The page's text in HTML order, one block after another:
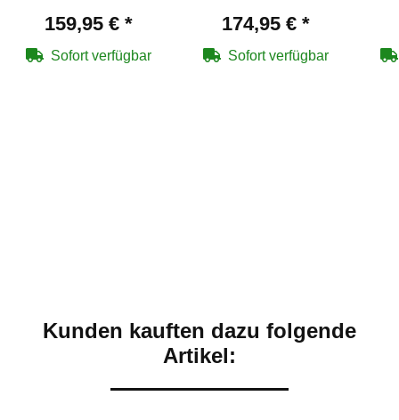
(P18)
159,95 € *
Sofort verfügbar
Blowback (P18)
174,95 € *
Sofort verfügbar
Kunden kauften dazu folgende
Artikel: